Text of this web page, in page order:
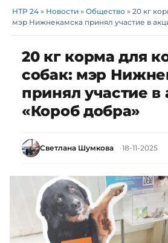
НТР 24 » Новости » Общество » 20 кг
мэр Нижнекамска принял участие в
20 кг корма для
собак: мэр
принял участие в
«Короб добра»
Светлана Шумкова 18-11-2025